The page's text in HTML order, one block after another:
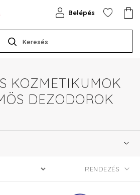
Keresés
Belépés
KOZMETIKUMOK
DEZODOROK